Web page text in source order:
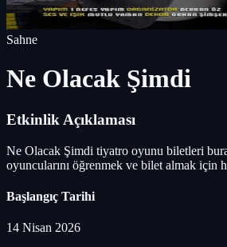
Sahne
Ne Olacak Şimdi
Etkinlik Açıklaması
Ne Olacak Şimdi tiyatro oyunu biletleri
oyuncularını öğrenmek ve bilet almak için
Başlangıç Tarihi
14 Nisan 2026